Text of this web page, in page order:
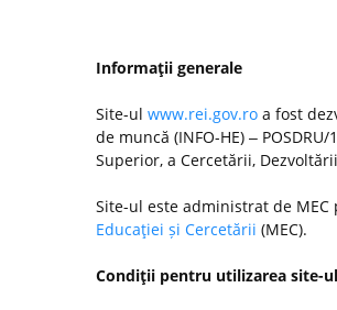
Informaţii generale
Site-ul www.rei.gov.ro a fost
de muncă (INFO-HE) ‒
Superior, a Cercetării,
Site-ul este administrat de
Educaţiei și Cercetării (MEC).
Condiţii pentru utilizarea site-